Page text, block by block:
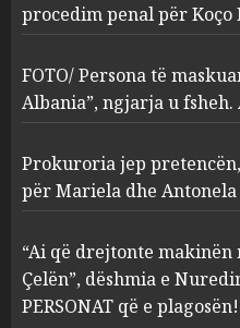
3
4
çfarë
procedim penal për Koço
FOTO/ Persona të
Albania”, ngjarja u
Prokuroria jep
për Mariela dhe
“Ai që drejtonte makinën
Çelën”, dëshmia e
PERSONAT që e plagosën!